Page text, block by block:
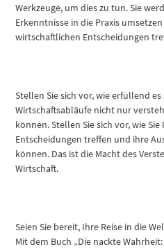
Werkzeuge, um dies zu tun. Sie
Erkenntnisse in die Praxis
wirtschaftlichen Entscheidungen
Stellen Sie sich vor, wie erfüllend
Wirtschaftsabläufe nicht nur
können. Stellen Sie sich vor, wie
Entscheidungen treffen und ihre
können. Das ist die Macht des
Wirtschaft.
Seien Sie bereit, Ihre Reise in die
Mit dem Buch „Die nackte